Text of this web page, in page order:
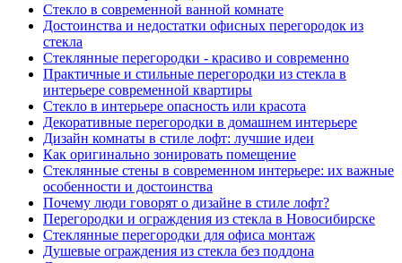
Стекло в современной ванной комнате
Достоинства и недостатки офисных перегородок из
стекла
Стеклянные перегородки - красиво и современно
Практичные и стильные перегородки из стекла в
интерьере современной квартиры
Стекло в интерьере опасность или красота
Декоративные перегородки в домашнем интерьере
Дизайн комнаты в стиле лофт: лучшие идеи
Как оригинально зонировать помещение
Стеклянные стены в современном интерьере: их важные
особенности и достоинства
Почему люди говорят о дизайне в стиле лофт?
Перегородки и ограждения из стекла в Новосибирске
Стеклянные перегородки для офиса монтаж
Душевые ограждения из стекла без поддона